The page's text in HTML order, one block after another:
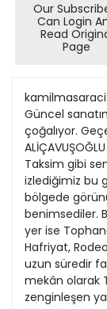
Dergi Eki
Ekonomi Eki
Evleniyoruz
Güney Dogu
Kitap Eki
Özel Ekler
Özel Okullar
Sevgililer Günü
Siyaset Eki
Sürdürülebilir
11
Our
Can Login
Read
Page
Güncel
çoğalıyor.
Taksim gibi
izlediğimiz bu
bölgede
benimsediler.
yer ise
Hafriyat,
uzun süredir
mekân olarak
zenginleşen